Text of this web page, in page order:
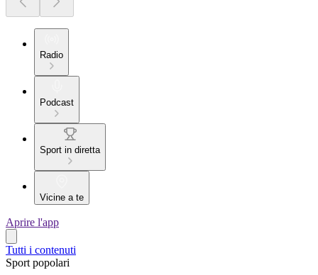
Radio
Podcast
Sport in diretta
Vicine a te
Aprire l'app
Tutti i contenuti
Sport popolari